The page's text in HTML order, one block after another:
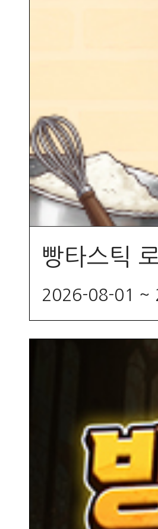
빵타스틱
2026-08-01 ~